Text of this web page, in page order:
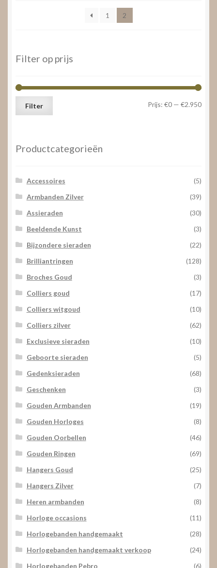
1 2
Filter op prijs
Min.
Max.
Filter Prijs: €0 — €2.950
Productcategorieën
Accessoires
(5)
Armbanden Zilver
(39)
Assieraden
(30)
Beeldende Kunst
(3)
Bijzondere sieraden
(22)
Brilliantringen
(128)
Broches Goud
(3)
Colliers goud
(17)
Colliers witgoud
(10)
Colliers zilver
(62)
Exclusieve sieraden
(10)
Geboorte sieraden
(5)
Gedenksieraden
(68)
Geschenken
(3)
Gouden Armbanden
(19)
Gouden Horloges
(8)
Gouden Oorbellen
(46)
Gouden Ringen
(69)
Hangers Goud
(25)
Hangers Zilver
(7)
Heren armbanden
(8)
Horloge occasions
(11)
Horlogebanden handgemaakt
(28)
Horlogebanden handgemaakt verkoop
(24)
Horlogebanden Pebro
(6)